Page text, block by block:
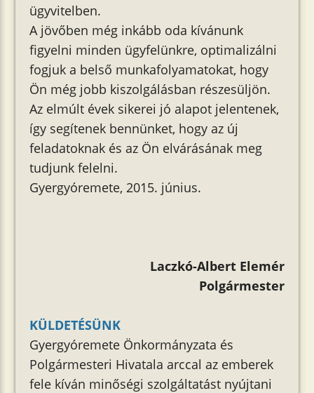
ügyvitelben.
A jövőben még inkább oda kívánunk
figyelni minden ügyfelünkre, optimalizálni
fogjuk a belső munkafolyamatokat, hogy
Ön még jobb kiszolgálásban részesüljön.
Az elmúlt évek sikerei jó alapot jelentenek,
így segítenek bennünket, hogy az új
feladatoknak és az Ön elvárásának meg
tudjunk felelni.
Gyergyóremete, 2015. június.
Laczkó-Albert Elemér
Polgármester
KÜLDETÉSÜNK
Gyergyóremete Önkormányzata és
Polgármesteri Hivatala arccal az emberek
fele kíván minőségi szolgáltatást nyújtani